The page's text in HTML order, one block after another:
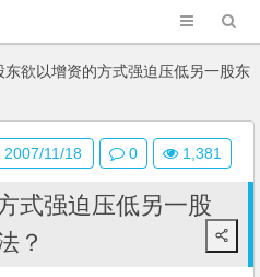
东欲以增资的方式强迫压低另一股东
式强迫压低另一股
？
2007/11/18 0 1,381